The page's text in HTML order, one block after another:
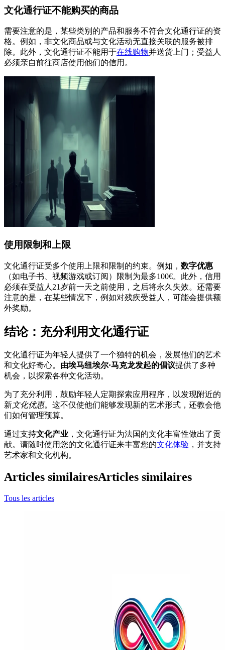
文化通行证不能购买的商品
需要注意的是，某些类别的产品和服务不符合文化通行证的资
格。例如，非文化商品或与文化活动无直接关联的服务被排
除。此外，文化通行证不能用于在线购物并送货上门；受益人
必须亲自前往商店使用他们的信用。
使用限制和上限
文化通行证受多个使用上限和限制的约束。例如， 数字优惠
（如电子书、视频游戏或订阅）限制为最多100€。此外，信用
必须在受益人21岁前一天之前使用，之后将永久失效。还需要
注意的是，在某些情况下，例如对残疾受益人，可能会提供额
外奖励。
结论：充分利用文化通行证
文化通行证为年轻人提供了一个独特的机会，发展他们的艺术
和文化好奇心。 由埃马纽埃尔·马克龙发起的倡议提供了多种
机会，以探索各种文化活动。
为了充分利用，鼓励年轻人定期探索应用程序，以发现附近的
新文化优惠。这不仅使他们能够发现新的艺术形式，还教会他
们如何管理预算。
通过支持文化产业 ，文化通行证为法国的文化丰富性做出了贡
献。请随时使用您的文化通行证来丰富您的文化体验 ，并支持
艺术家和文化机构。
Articles similairesArticles similaires
Tous les articles